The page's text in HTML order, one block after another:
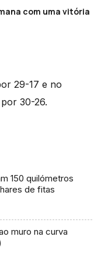
com uma vitória
29-17 e no
30-26.
150 quilómetros
de fitas
muro na curva